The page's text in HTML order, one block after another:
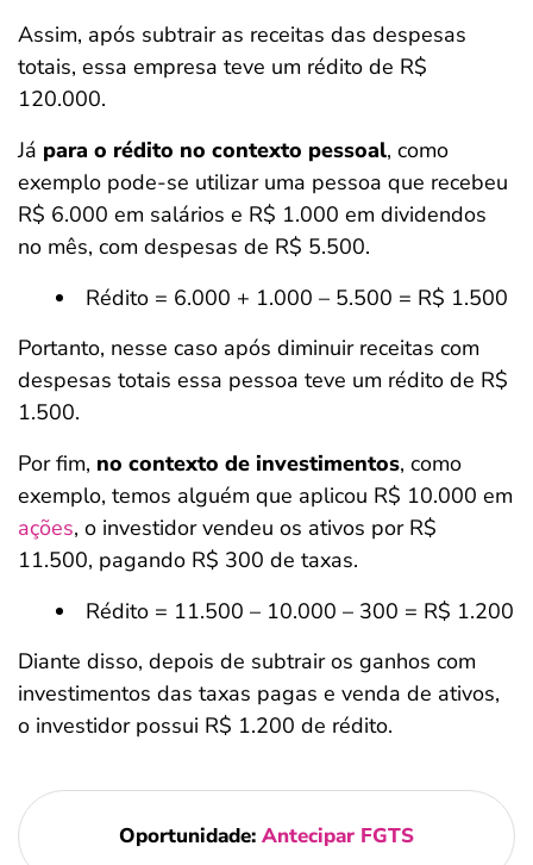
Assim, após subtrair as receitas das despesas
totais, essa empresa teve um rédito de R$
120.000.
Já para o rédito no contexto pessoal, como
exemplo pode-se utilizar uma pessoa que recebeu
R$ 6.000 em salários e R$ 1.000 em dividendos
no mês, com despesas de R$ 5.500.
Rédito = 6.000 + 1.000 – 5.500 = R$ 1.500
Portanto, nesse caso após diminuir receitas com
despesas totais essa pessoa teve um rédito de R$
1.500.
Por fim, no contexto de investimentos, como
exemplo, temos alguém que aplicou R$ 10.000 em
ações, o investidor vendeu os ativos por R$
11.500, pagando R$ 300 de taxas.
Rédito = 11.500 – 10.000 – 300 = R$ 1.200
Diante disso, depois de subtrair os ganhos com
investimentos das taxas pagas e venda de ativos,
o investidor possui R$ 1.200 de rédito.
Oportunidade: Antecipar FGTS